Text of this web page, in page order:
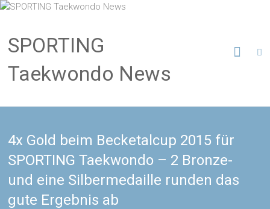
SPORTING
Taekwondo News
4x Gold beim Becketalcup 2015 für
SPORTING Taekwondo – 2 Bronze-
und eine Silbermedaille runden das
gute Ergebnis ab